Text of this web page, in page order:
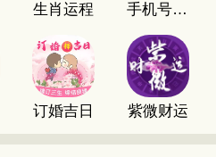
生肖运程 手机号码测吉凶
订婚吉日 紫微财运